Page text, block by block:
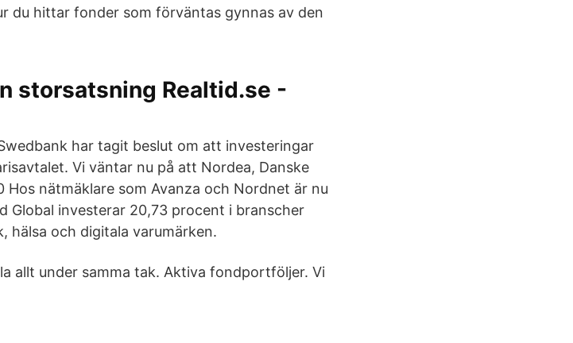
du hittar fonder som förväntas gynnas av den
storsatsning Realtid.se -
har tagit beslut om att investeringar
Vi väntar nu på att Nordea, Danske
nätmäklare som Avanza och Nordnet är nu
Global investerar 20,73 procent i branscher
hälsa och digitala varumärken.
allt under samma tak. Aktiva fondportföljer. Vi